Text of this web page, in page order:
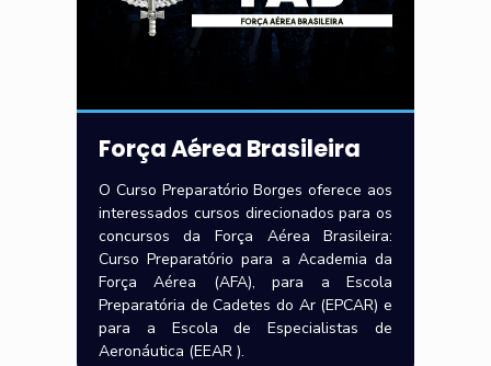
Força Aérea Brasileira
O Curso Preparatório Borges oferece aos
interessados cursos direcionados para os
concursos da Força Aérea Brasileira:
Curso Preparatório para a Academia da
Força Aérea (AFA), para a Escola
Preparatória de Cadetes do Ar (EPCAR) e
para a Escola de Especialistas de
Aeronáutica (EEAR ).